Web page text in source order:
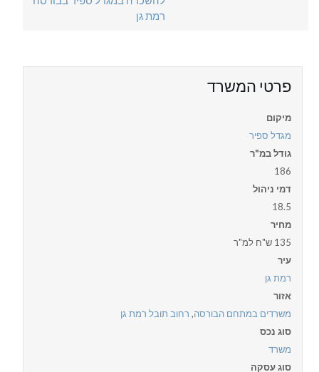
פרטי המשרד
מיקום
מגדל ספיר
גודל במ"ר
186
דמי ניהול
18.5
מחיר
135 ש"ח למ"ר
עיר
רמת גן
אזור
משרדים במתחם הבורסה, רחוב תובל רמת גן
סוג נכס
משרד
סוג עסקה